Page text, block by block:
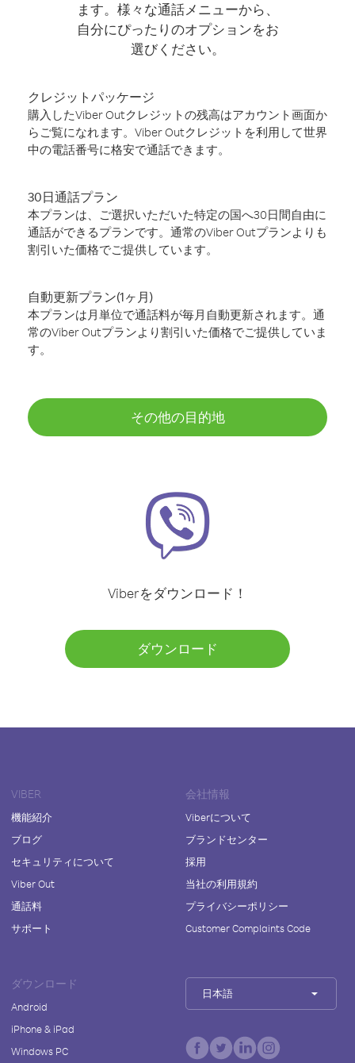
ます。様々な通話メニューから、
自分にぴったりのオプションをお
選びください。
クレジットパッケージ
購入したViber Outクレジットの残高はアカウント画面か
らご覧になれます。Viber Outクレジットを利用して世界
中の電話番号に格安で通話できます。
30日通話プラン
本プランは、ご選択いただいた特定の国へ30日間自由に
通話ができるプランです。通常のViber Outプランよりも
割引いた価格でご提供しています。
自動更新プラン(1ヶ月)
本プランは月単位で通話料が毎月自動更新されます。通
常のViber Outプランより割引いた価格でご提供していま
す。
その他の目的地
Viberをダウンロード！
ダウンロード
VIBER
機能紹介
ブログ
セキュリティについて
Viber Out
通話料
サポート
会社情報
Viberについて
ブランドセンター
採用
当社の利用規約
プライバシーポリシー
Customer Complaints Code
ダウンロード
Android
iPhone & iPad
Windows PC
日本語